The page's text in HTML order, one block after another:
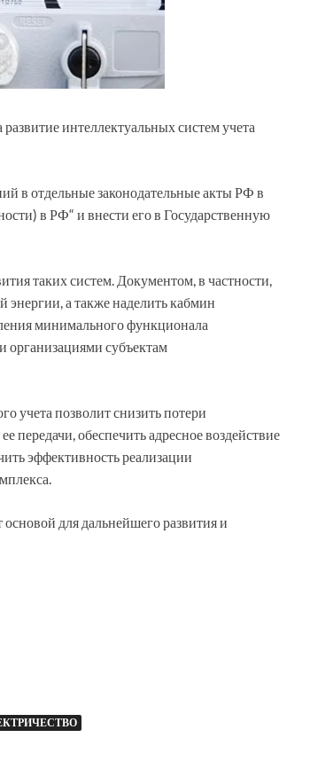
интеллектуальных систем учета
в отдельные законодательные акты РФ в
в РФ“ и внести его в Государственную
таких систем. Документом, в частности,
энергии, а также наделить кабмин
минимального функционала
организациями субъектам
учета позволит снизить потери
передачи, обеспечить адресное воздействие
эффективность реализации
для дальнейшего развития и